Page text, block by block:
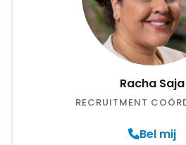
Racha Saja
RECRUITMENT
Bel mij